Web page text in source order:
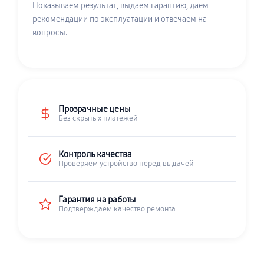
Показываем результат, выдаём гарантию, даём
рекомендации по эксплуатации и отвечаем на
вопросы.
Прозрачные цены
Без скрытых платежей
Контроль качества
Проверяем устройство перед выдачей
Гарантия на работы
Подтверждаем качество ремонта